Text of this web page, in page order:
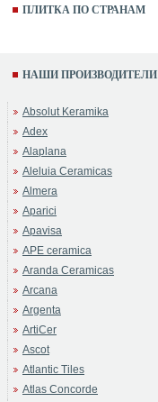
ПЛИТКА ПО СТРАНАМ
НАШИ ПРОИЗВОДИТЕЛИ
Absolut Keramika
Adex
Alaplana
Aleluia Ceramicas
Almera
Aparici
Apavisa
APE ceramica
Aranda Ceramicas
Arcana
Argenta
ArtiCer
Ascot
Atlantic Tiles
Atlas Concorde